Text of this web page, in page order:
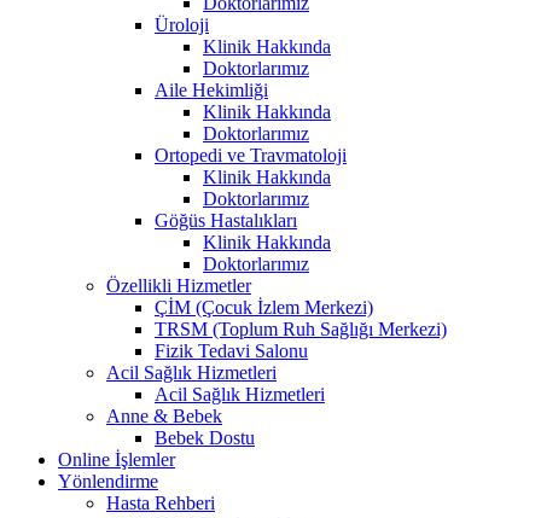
Üroloji
Klinik Hakkında
Doktorlarımız
Aile Hekimliği
Klinik Hakkında
Doktorlarımız
Ortopedi ve Travmatoloji
Klinik Hakkında
Doktorlarımız
Göğüs Hastalıkları
Klinik Hakkında
Doktorlarımız
Özellikli Hizmetler
ÇİM (Çocuk İzlem Merkezi)
TRSM (Toplum Ruh Sağlığı Merkezi)
Fizik Tedavi Salonu
Acil Sağlık Hizmetleri
Acil Sağlık Hizmetleri
Anne & Bebek
Bebek Dostu
Online İşlemler
Yönlendirme
Hasta Rehberi